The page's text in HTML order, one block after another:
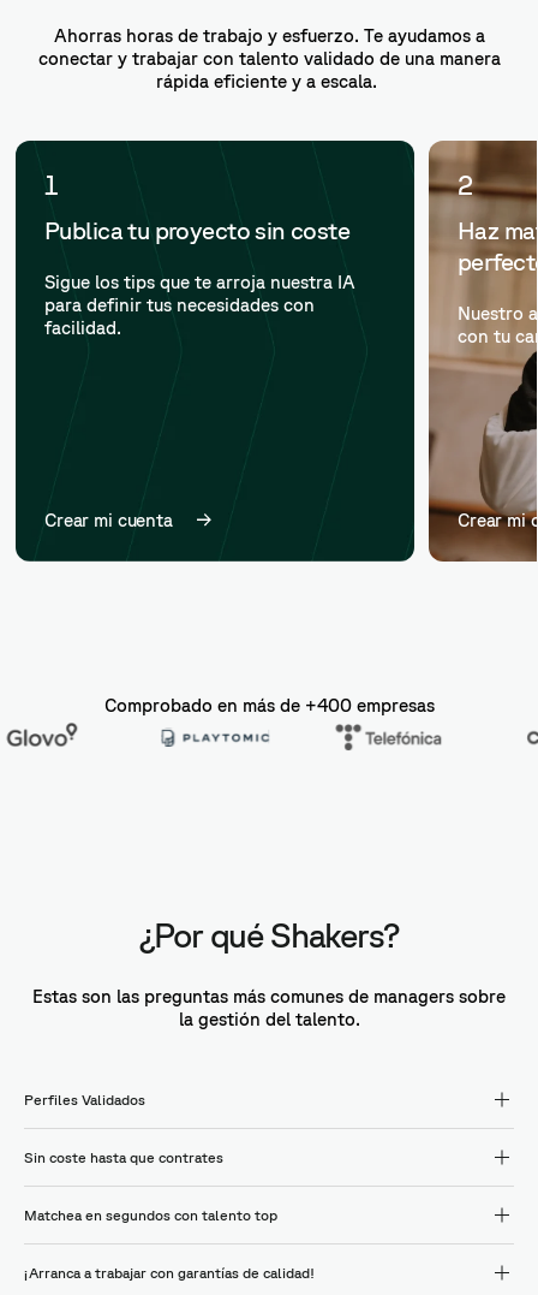
Ahorras horas de trabajo y esfuerzo. Te ayudamos a
conectar y trabajar con talento validado de una manera
rápida eficiente y a escala.
1
Publica tu proyecto sin coste
Sigue los tips que te arroja nuestra IA
para definir tus necesidades con
facilidad.
Crear mi cuenta
2
Haz
Nuestro
con tu
Crear mi
Comprobado en más de +400 empresas
¿Por qué Shakers?
Estas son las preguntas más comunes de managers sobre
la gestión del talento.
Perfiles Validados
Sin coste hasta que contrates
Matchea en segundos con talento top
¡Arranca a trabajar con garantías de calidad!